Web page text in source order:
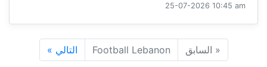
25-07-2026 10:45 am
« السابق Football Lebanon التالي »